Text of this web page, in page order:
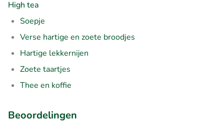
High tea
Soepje
Verse hartige en zoete broodjes
Hartige lekkernijen
Zoete taartjes
Thee en koffie
Beoordelingen